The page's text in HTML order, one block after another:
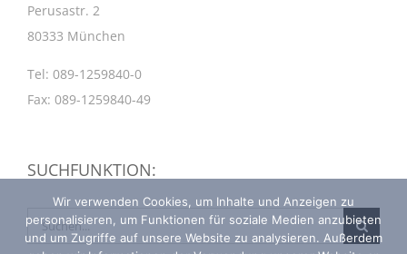
Perusastr. 2
80333 München
Tel: 089-1259840-0
Fax: 089-1259840-49
SUCHFUNKTION:
Suche
nach:
Wir verwenden Cookies, um Inhalte und Anzeigen zu
personalisieren, um Funktionen für soziale Medien anzubieten
und um Zugriffe auf unsere Website zu analysieren. Außerdem